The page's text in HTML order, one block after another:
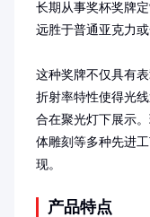
长期从事奖杯奖牌
远胜于普通亚克力或
这种奖牌不仅具有
折射率特性使得光
合在聚光灯下展示
体雕刻等多种先进
现。
产品特点